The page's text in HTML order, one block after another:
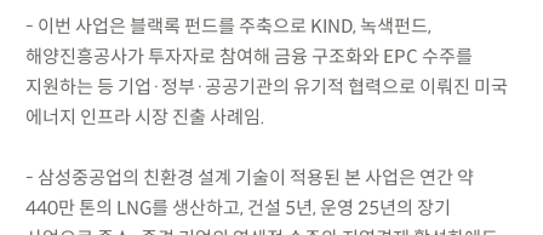
- 이번 사업은 블랙록 펀드를 주축으로 KIND, 녹색펀드,
해양진흥공사가 투자자로 참여해 금융 구조화와 EPC 수주를
지원하는 등 기업·정부·공공기관의 유기적 협력으로 이뤄진 미국
에너지 인프라 시장 진출 사례임.
- 삼성중공업의 친환경 설계 기술이 적용된 본 사업은 연간 약
440만 톤의 LNG를 생산하고, 건설 5년, 운영 25년의 장기